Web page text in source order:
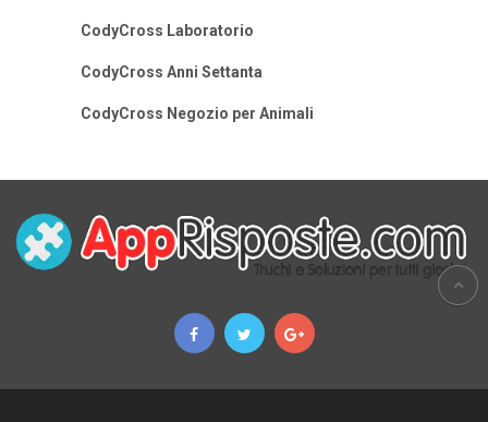
CodyCross Laboratorio
CodyCross Anni Settanta
CodyCross Negozio per Animali